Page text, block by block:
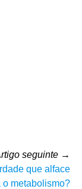
seguinte →
que alface
o metabolismo?